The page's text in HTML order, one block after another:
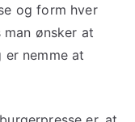
og form hver
ønsker at
er nemme at